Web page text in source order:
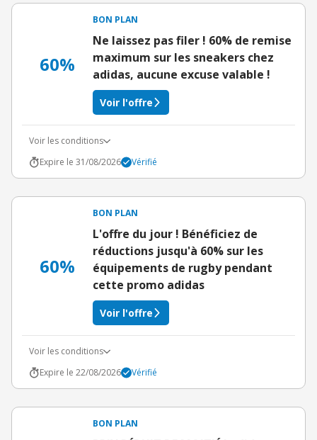
60%
BON PLAN
Ne laissez pas filer ! 60% de remise
maximum sur les sneakers chez
adidas, aucune excuse valable !
Voir l'offre
Voir les conditions
Expire le 31/08/2026
Vérifié
60%
BON PLAN
L'offre du jour ! Bénéficiez de
réductions jusqu'à 60% sur les
équipements de rugby pendant
cette promo adidas
Voir l'offre
Voir les conditions
Expire le 22/08/2026
Vérifié
BON PLAN